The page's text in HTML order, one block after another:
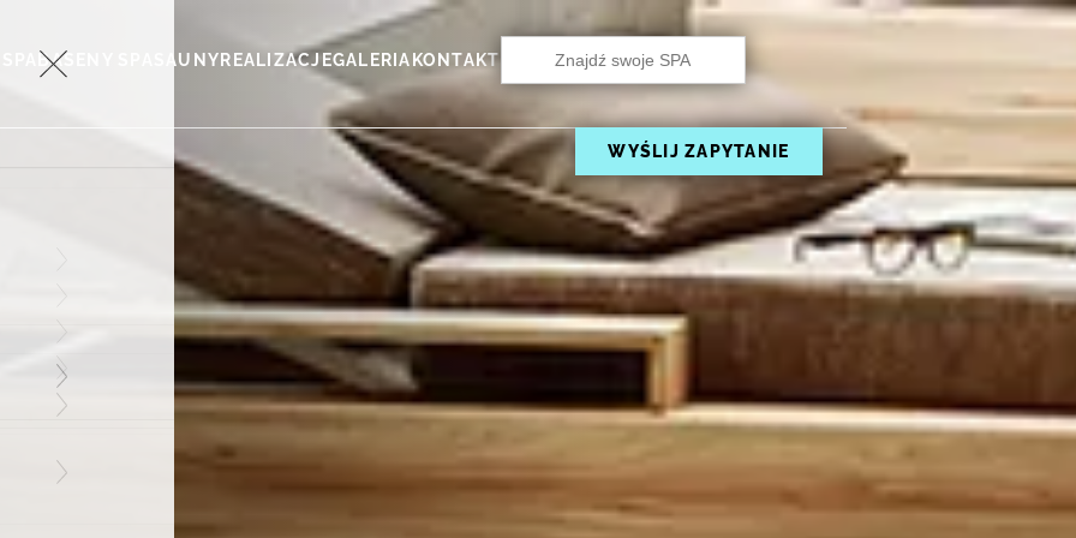
BASENY SPA SAUNY REALIZACJEGALERIA KONTAKT
WYŚLIJ ZAPYTANIE
Search
for: